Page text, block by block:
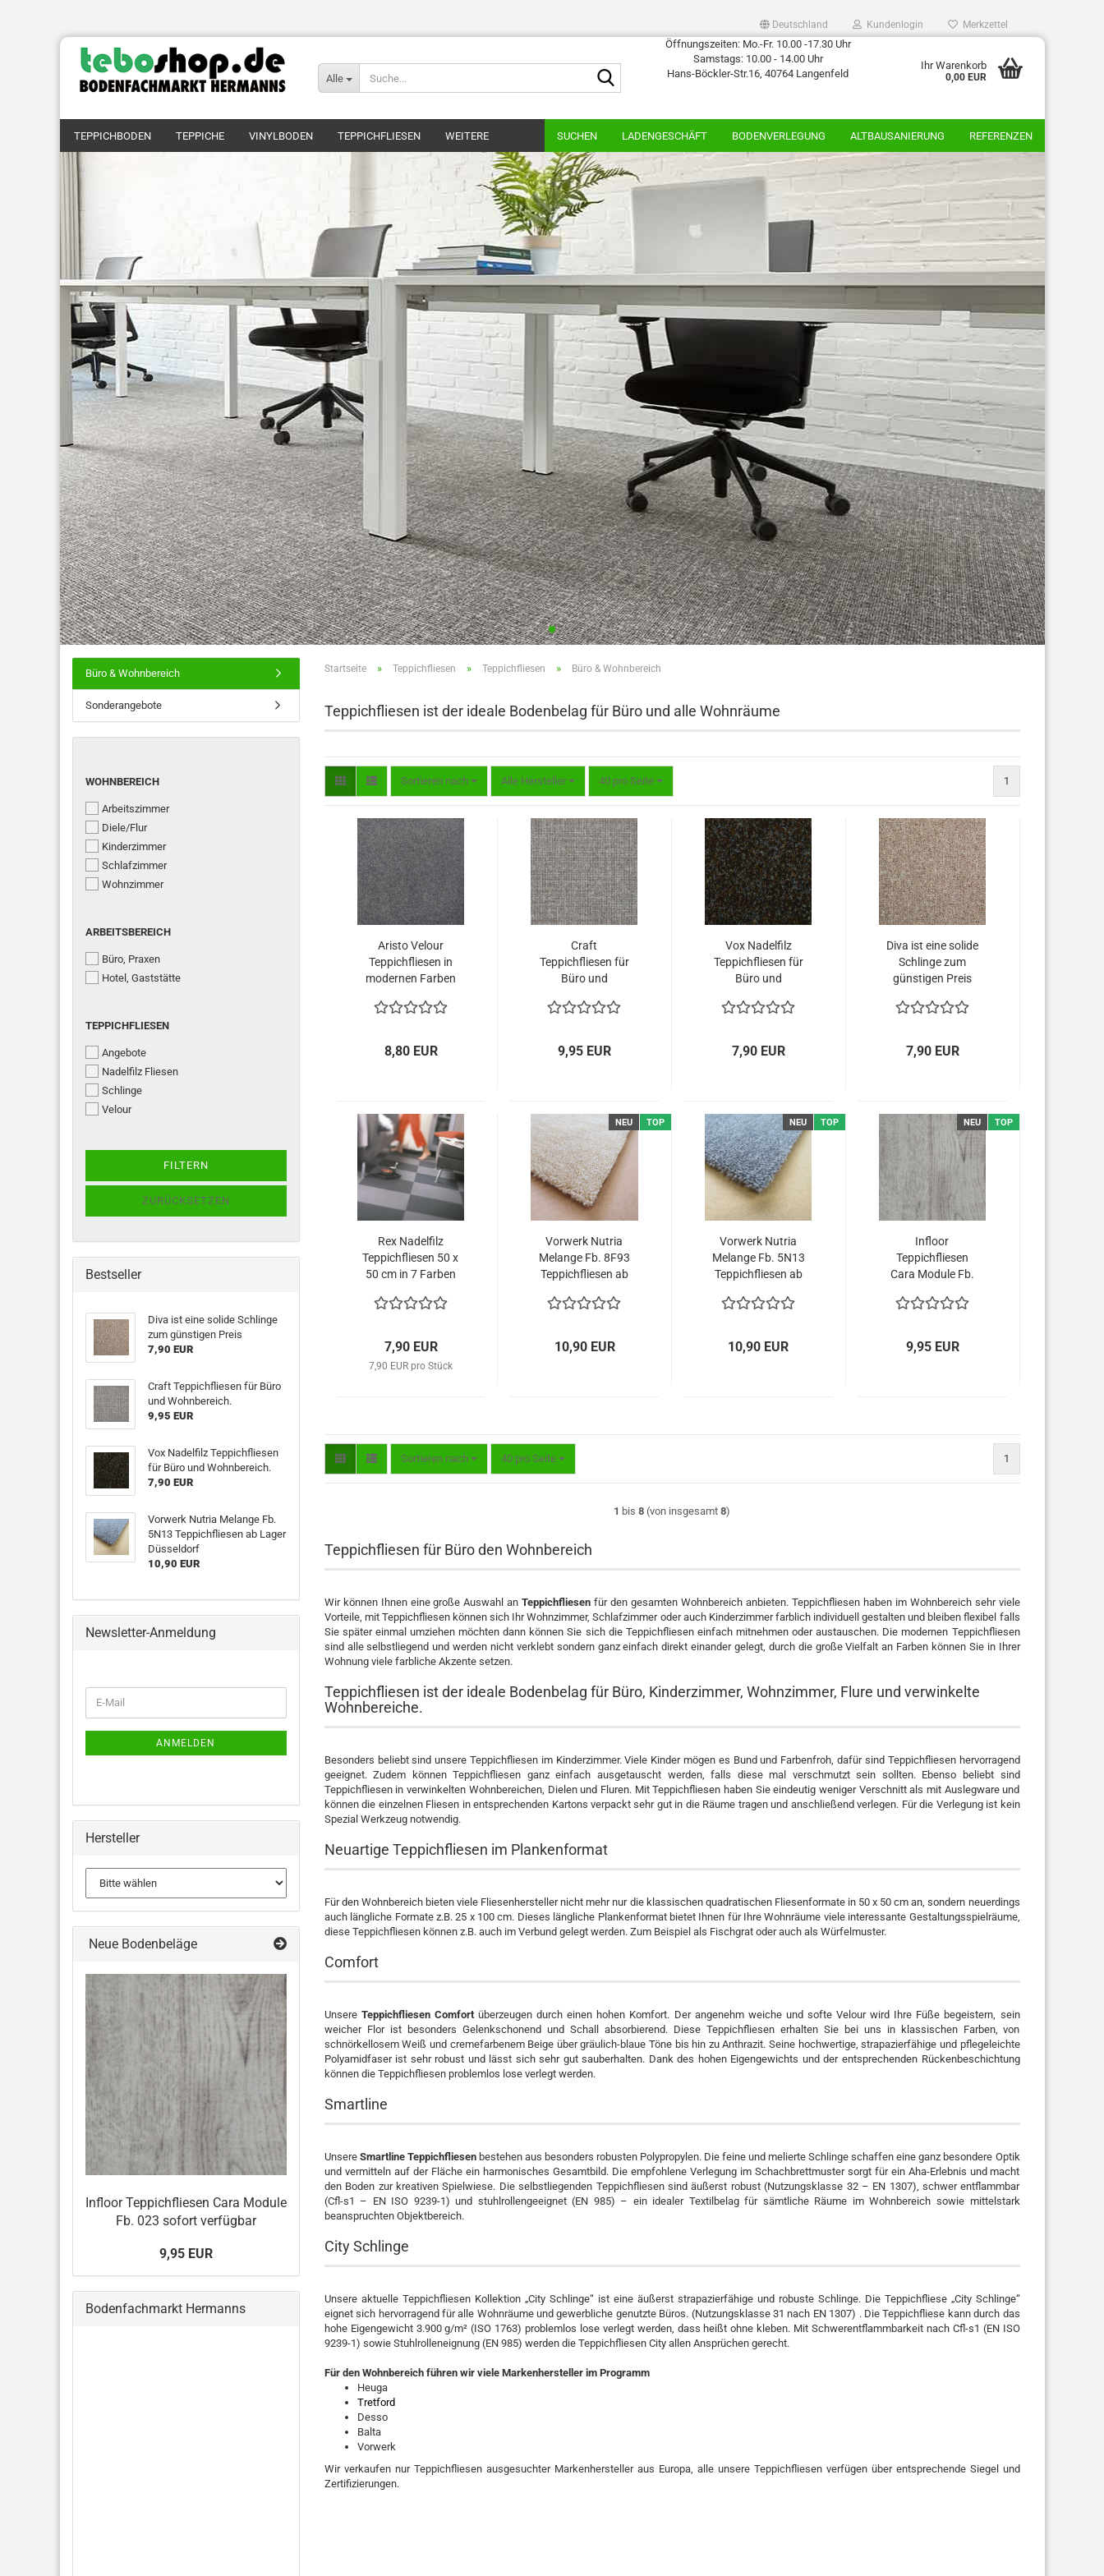
Deutschland Kundenlogin Merkzettel
Alle
Öffnungszeiten: Mo.-Fr. 10.00 -17.30 Uhr
Samstags: 10.00 - 14.00 Uhr
Hans-Böckler-Str.16, 40764 Langenfeld
Ihr Warenkorb
0,00 EUR
TEPPICHBODEN TEPPICHE VINYLBODEN TEPPICHFLIESEN SUCHEN LADENGESCHÄFT BODENVERLEGUNG ALTBAUSANIERUNG REFERENZEN
WEITERE
Startseite » Teppichfliesen » Teppichfliesen » Büro & Wohnbereich
Teppichfliesen ist der ideale Bodenbelag für Büro und alle Wohnräume
Sortieren nach
Sortieren nach Alle Hersteller 40 pro Seite
pro Seite 1
Aristo Velour
Teppichfliesen in
modernen Farben
8,80 EUR
Craft
Teppichfliesen für
Büro und
9,95 EUR
Vox Nadelfilz
Teppichfliesen für
Büro und
7,90 EUR
Diva ist eine solide
Schlinge zum
günstigen Preis
7,90 EUR
Rex Nadelfilz
Teppichfliesen 50 x
50 cm in 7 Farben
7,90 EUR
7,90 EUR pro Stück
NEU TOP
Vorwerk Nutria
Melange Fb. 8F93
Teppichfliesen ab
10,90 EUR
NEU TOP
Vorwerk Nutria
Melange Fb. 5N13
Teppichfliesen ab
10,90 EUR
NEU TOP
Infloor
Teppichfliesen
Cara Module Fb.
verfügbar
9,95 EUR
Sortieren nach
Sortieren nach 40 pro Seite
pro Seite 1
1 bis8 (von insgesamt8)
Teppichfliesen für Büro den Wohnbereich
Wir können Ihnen eine große Auswahl anTeppichfliesen für den gesamten Wohnbereich anbieten. Teppichfliesen haben im Wohnbereich sehr viele
Vorteile, mit Teppichfliesen können sich Ihr Wohnzimmer, Schlafzimmer oder auch Kinderzimmer farblich individuell gestalten und bleiben flexibel falls
Sie später einmal umziehen möchten dann können Sie sich die Teppichfliesen einfach mitnehmen oder austauschen. Die modernen Teppichfliesen
sind alle selbstliegend und werden nicht verklebt sondern ganz einfach direkt einander gelegt, durch die große Vielfalt an Farben können Sie in Ihrer
Wohnung viele farbliche Akzente setzen.
Teppichfliesen ist der ideale Bodenbelag für Büro, Kinderzimmer, Wohnzimmer, Flure und verwinkelte
Wohnbereiche.
Besonders beliebt sind unsere Teppichfliesen im Kinderzimmer. Viele Kinder mögen es Bund und Farbenfroh, dafür sind Teppichfliesen hervorragend
geeignet. Zudem können Teppichfliesen ganz einfach ausgetauscht werden, falls diese mal verschmutzt sein sollten. Ebenso beliebt sind
Teppichfliesen in verwinkelten Wohnbereichen, Dielen und Fluren. Mit Teppichfliesen haben Sie eindeutig weniger Verschnitt als mit Auslegware und
können die einzelnen Fliesen in entsprechenden Kartons verpackt sehr gut in die Räume tragen und anschließend verlegen. Für die Verlegung ist kein
Spezial Werkzeug notwendig.
Neuartige Teppichfliesen im Plankenformat
Für den Wohnbereich bieten viele Fliesenhersteller nicht mehr nur die klassischen quadratischen Fliesenformate in 50 x 50 cm an, sondern neuerdings
auch längliche Formate z.B. 25 x 100 cm. Dieses längliche Plankenformat bietet Ihnen für Ihre Wohnräume viele interessante Gestaltungsspielräume,
diese Teppichfliesen können z.B. auch im Verbund gelegt werden. Zum Beispiel als Fischgrat oder auch als Würfelmuster.
Comfort
Unsere Teppichfliesen Comfortüberzeugen durch einen hohen Komfort. Der angenehm weiche und softe Velour wird Ihre Füße begeistern, sein
weicher Flor ist besonders Gelenkschonend und Schall absorbierend. Diese Teppichfliesen erhalten Sie bei uns in klassischen Farben, von
schnörkellosem Weiß und cremefarbenem Beige über gräulich-blaue Töne bis hin zu Anthrazit. Seine hochwertige, strapazierfähige und pflegeleichte
Polyamidfaser ist sehr robust und lässt sich sehr gut sauberhalten. Dank des hohen Eigengewichts und der entsprechenden Rückenbeschichtung
können die Teppichfliesen problemlos lose verlegt werden.
Smartline
Unsere Smartline Teppichfliesenbestehen aus besonders robusten Polypropylen. Die feine und melierte Schlinge schaffen eine ganz besondere Optik
und vermitteln auf der Fläche ein harmonisches Gesamtbild. Die empfohlene Verlegung im Schachbrettmuster sorgt für ein Aha-Erlebnis und macht
den Boden zur kreativen Spielwiese. Die selbstliegenden Teppichfliesen sind äußerst robust (Nutzungsklasse 32 – EN 1307), schwer entflammbar
(Cfl-s1 – EN ISO 9239-1) und stuhlrollengeeignet (EN 985) – ein idealer Textilbelag für sämtliche Räume im Wohnbereich sowie mittelstark
beanspruchten Objektbereich.
City Schlinge
Unsere aktuelle Teppichfliesen Kollektion „City Schlinge“ ist eine äußerst strapazierfähige und robuste Schlinge. Die Teppichfliese „City Schlinge“
eignet sich hervorragend für alle Wohnräume und gewerbliche genutzte Büros. (Nutzungsklasse 31 nach EN 1307) . Die Teppichfliese kann durch das
hohe Eigengewicht 3.900 g/m² (ISO 1763) problemlos lose verlegt werden, dass heißt ohne kleben. Mit Schwerentflammbarkeit nach Cfl-s1 (EN ISO
9239-1) sowie Stuhlrolleneignung (EN 985) werden die Teppichfliesen City allen Ansprüchen gerecht.
Für den Wohnbereich führen wir viele Markenhersteller im Programm
Heuga
Tretford
Desso
Balta
Vorwerk
Wir verkaufen nur Teppichfliesen ausgesuchter Markenhersteller aus Europa, alle unsere Teppichfliesen verfügen über entsprechende Siegel und
Zertifizierungen.
Büro & Wohnbereich
Sonderangebote
WOHNBEREICH
WOHNBEREICH
Arbeitszimmer
Diele/Flur
Kinderzimmer
Schlafzimmer
Wohnzimmer
ARBEITSBEREICH
ARBEITSBEREICH
Büro, Praxen
Hotel, Gaststätte
TEPPICHFLIESEN
TEPPICHFLIESEN
Angebote
Nadelfilz Fliesen
Schlinge
Velour
FILTERN
ZURÜCKSETZEN
Bestseller
Diva ist eine solide Schlinge
zum günstigen Preis
7,90 EUR
Craft Teppichfliesen für Büro
und Wohnbereich.
9,95 EUR
Vox Nadelfilz Teppichfliesen
für Büro und Wohnbereich.
7,90 EUR
Vorwerk Nutria Melange Fb.
5N13 Teppichfliesen ab Lager
Düsseldorf
10,90 EUR
Newsletter-Anmeldung
ZUR
NEWSLETTER-
E-
Mail
ANMELDEN
Hersteller
Neue Bodenbeläge
Infloor Teppichfliesen Cara Module
Fb. 023 sofort verfügbar
9,95 EUR
Bodenfachmarkt Hermanns